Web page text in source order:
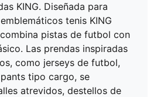
KING. Diseñada para
tenis KING
pistas de futbol con
Las prendas inspiradas
como jerseys de futbol,
tipo cargo, se
atrevidos, destellos de